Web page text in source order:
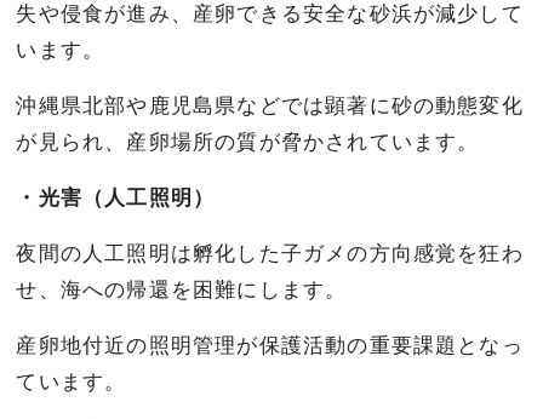
失や侵食が進み、産卵できる安全な砂浜が減少して
います。
沖縄県北部や鹿児島県などでは顕著に砂の動態変化
が見られ、産卵場所の質が脅かされています。
・光害（人工照明）
夜間の人工照明は孵化した子ガメの方向感覚を狂わ
せ、海への帰還を困難にします。
産卵地付近の照明管理が保護活動の重要課題となっ
ています。